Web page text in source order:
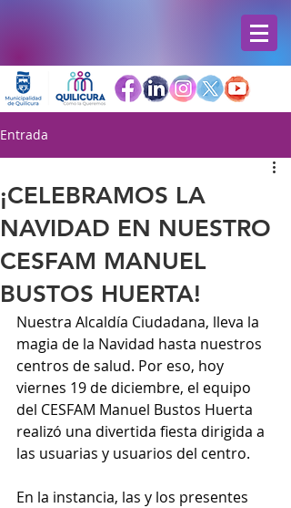
Entrada
¡CELEBRAMOS LA
NAVIDAD EN NUESTRO
CESFAM MANUEL
BUSTOS HUERTA!
Nuestra Alcaldía Ciudadana, lleva la
magia de la Navidad hasta nuestros
centros de salud. Por eso, hoy
viernes 19 de diciembre, el equipo
del CESFAM Manuel Bustos Huerta
realizó una divertida fiesta dirigida a
las usuarias y usuarios del centro.
En la instancia, las y los presentes